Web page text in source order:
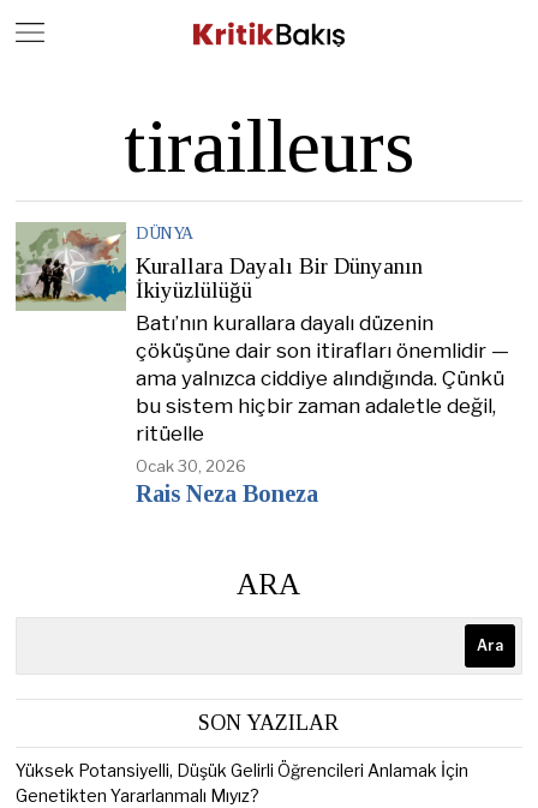
tirailleurs
DÜNYA
Kurallara Dayalı Bir Dünyanın
İkiyüzlülüğü
Batı’nın kurallara dayalı düzenin
çöküşüne dair son itirafları önemlidir —
ama yalnızca ciddiye alındığında. Çünkü
bu sistem hiçbir zaman adaletle değil,
ritüelle
Ocak 30, 2026
Rais Neza Boneza
ARA
Ara
SON YAZILAR
Yüksek Potansiyelli, Düşük Gelirli Öğrencileri Anlamak İçin
Genetikten Yararlanmalı Mıyız?